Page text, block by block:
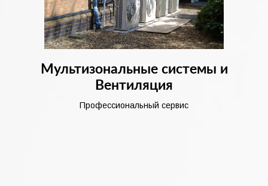
Мультизональные системы и
Вентиляция
Профессиональный сервис